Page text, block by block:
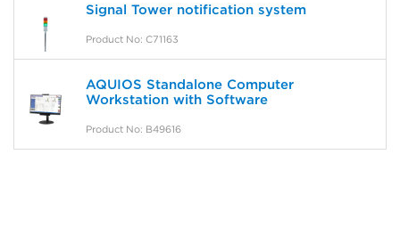
Signal Tower notification system
Product No: C71163
AQUIOS Standalone Computer
Workstation with Software
Product No: B49616